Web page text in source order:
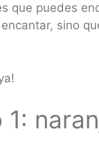
que puedes
sino